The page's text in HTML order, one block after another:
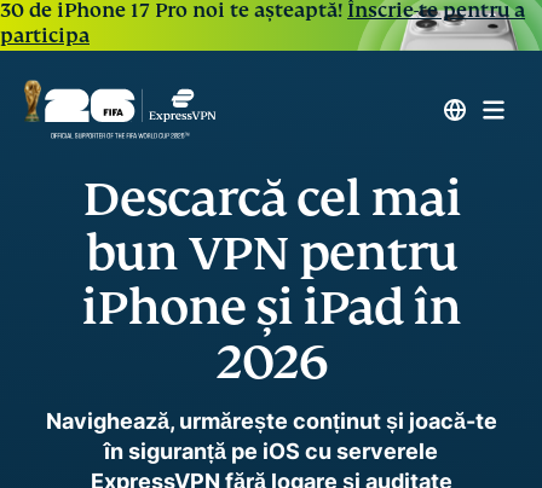
30 de iPhone 17 Pro noi te așteaptă! Înscrie-te pentru a
participa
Descarcă cel mai
bun VPN pentru
iPhone și iPad în
2026
Navighează, urmărește conținut și joacă-te
în siguranță pe iOS cu serverele
ExpressVPN fără logare și auditate